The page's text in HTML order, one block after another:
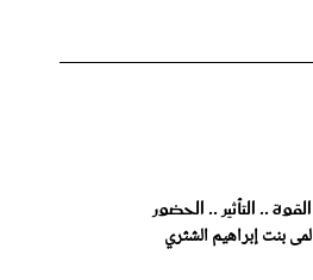
القوة .. التأثير .. الحضور
لمى بنت إبراهيم الشثري